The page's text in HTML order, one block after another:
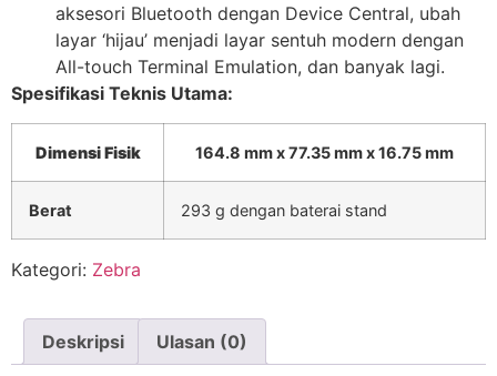
aksesori Bluetooth dengan Device Central, ubah
layar ‘hijau’ menjadi layar sentuh modern dengan
All-touch Terminal Emulation, dan banyak lagi.
Spesifikasi Teknis Utama:
Dimensi Fisik 164.8 mm x 77.35 mm x 16.75 mm
Berat 293 g dengan baterai stand
Kategori: Zebra
Deskripsi Ulasan (0)